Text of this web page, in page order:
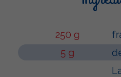
250 g
5 g